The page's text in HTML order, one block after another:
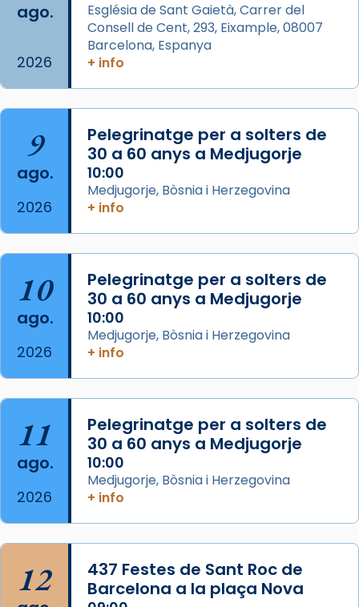
Aquest dilluns, 27 de juliol, ha tingut lloc la
missa d’acció de gràcies en agraïment al
comitè organitzador de la visita apostòlica
L’arquebisbe de Barcelona, el cardenal Joan
Josep Omella, ha presidit la missa i l’ha
concelebrat el bisbe auxiliar de Barcelona,
Mons. David Abadías.
📸 Dr. G. Simón
Foto
Arquebisbat de Barcelona
2 weeks ago
Memòria de les santes Juliana i
Acompanyant la història de sant Cugat, a
partir de l’Edat Mitjana sorgeix la tradició
que les santes Juliana (“relatiu a Júlia”) i
Semproniana (“relatiu a Semprònia =
eterna”) són deixebles seves. I l’any 1667, el
frare Joan Gaspar Roig, afirma en una obra
que les santes són filles de l’antiga Iluro.
Mataró en reivindicarà les relíq
Foto
ago.
2026
Església de Sant Gaietà, Carrer del
Consell de Cent, 293, Eixample, 08007
Barcelona, Espanya
+ info
9
ago.
2026
Pelegrinatge per a solters de
30 a 60 anys a Medjugorje
10:00
Medjugorje, Bòsnia i Herzegovina
+ info
10
ago.
2026
Pelegrinatge per a solters de
30 a 60 anys a Medjugorje
10:00
Medjugorje, Bòsnia i Herzegovina
+ info
11
ago.
2026
Pelegrinatge per a solters de
30 a 60 anys a Medjugorje
10:00
Medjugorje, Bòsnia i Herzegovina
+ info
12
437 Festes de Sant Roc de
Barcelona a la plaça Nova